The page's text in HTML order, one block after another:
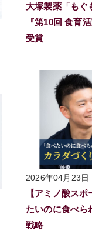
大塚製薬「もぐ
『第10回 食育
受賞
2026年04月23日
【アミノ酸ス
たいのに食べら
戦略